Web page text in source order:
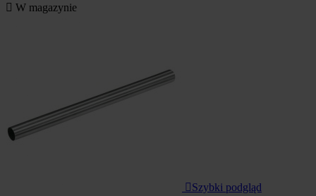
 W magazynie
 Szybki podgląd